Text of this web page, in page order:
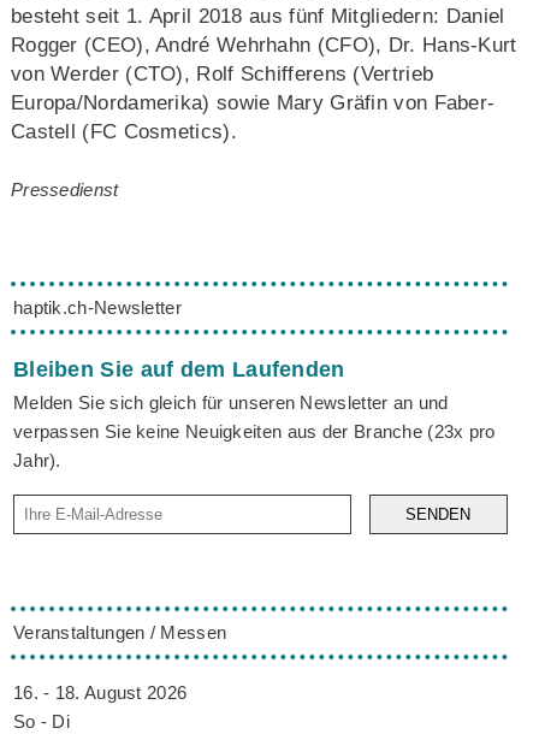
besteht seit 1. April 2018 aus fünf Mitgliedern: Daniel
Rogger (CEO), André Wehrhahn (CFO), Dr. Hans-Kurt
von Werder (CTO), Rolf Schifferens (Vertrieb
Europa/Nordamerika) sowie Mary Gräfin von Faber-
Castell (FC Cosmetics).
Pressedienst
haptik.ch-Newsletter
Bleiben Sie auf dem Laufenden
Melden Sie sich gleich für unseren Newsletter an und
verpassen Sie keine Neuigkeiten aus der Branche (23x pro
Jahr).
SENDEN
Veranstaltungen / Messen
16. - 18. August 2026
So - Di